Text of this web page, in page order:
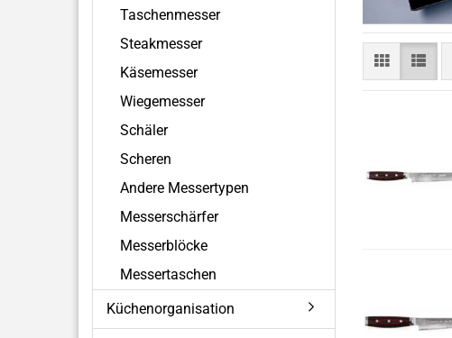
Taschenmesser
Steakmesser
Käsemesser
Wiegemesser
Schäler
Scheren
Andere Messertypen
Messerschärfer
Messerblöcke
Messertaschen
Küchenorganisation